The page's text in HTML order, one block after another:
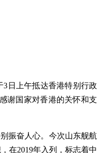
日上午抵达香港特别行政
谢国家对香港的关怀和支
振奋人心。今次山东舰航
在2019年入列，标志着中